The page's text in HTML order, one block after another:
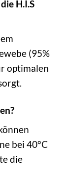
H.I.S
(95%
optimalen
bei 40°C
die